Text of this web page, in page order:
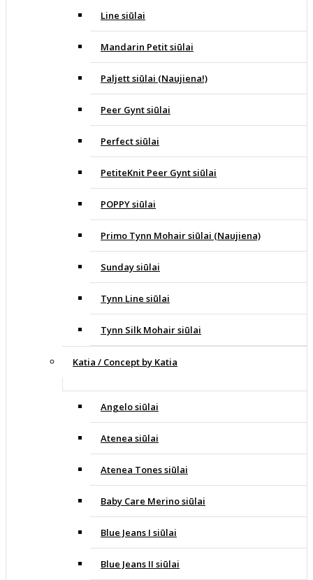
Line siūlai
Mandarin Petit siūlai
Paljett siūlai (Naujiena!)
Peer Gynt siūlai
Perfect siūlai
PetiteKnit Peer Gynt siūlai
POPPY siūlai
Primo Tynn Mohair siūlai (Naujiena)
Sunday siūlai
Tynn Line siūlai
Tynn Silk Mohair siūlai
Katia / Concept by Katia
Angelo siūlai
Atenea siūlai
Atenea Tones siūlai
Baby Care Merino siūlai
Blue Jeans I siūlai
Blue Jeans II siūlai